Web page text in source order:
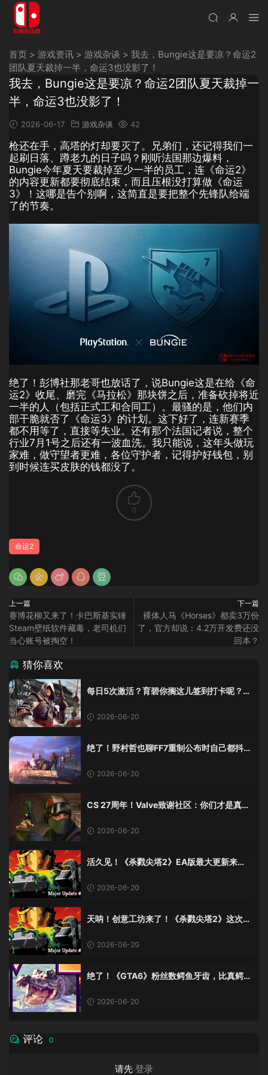
首页 > 游戏资讯 > 游戏杂谈 > 我去，Bungie这是要凉？命运2
团队夏天裁掉一半，命运3也没影了！
我去，Bungie这是要凉？命运2团队夏天裁掉一
半，命运3也没影了！
2026-06-17 游戏杂谈 42
枪还在手，高塔的灯却要灭了。兄弟们，还记得我们一
起刷日落、蹲老九的日子吗？刚听法国那边爆料，
Bungie今年夏天要裁掉至少一半的员工，连《命运2》
的内容更新都要彻底结束，而且压根没打算做《命运
3》！这哪是告个别啊，这简直是要把整个先锋队给端
了的节奏。
绝了！彭博社那老哥也放话了，说Bungie这是在给《命
运2》收尾、磨完《马拉松》那块饼之后，准备砍掉将近
一半的人（包括正式工和合同工）。最骚的是，他们内
部干脆就否了《命运3》的计划。这下好了，连新赛季
都不用等了，直接等失业。还有那个法国记者说，整个
行业7月1号之后还有一波血洗。我只能说，这年头做玩
家难，做守望者更难，各位守护者，记得护好钱包，别
到时候连买皮肤的钱都没了。
0
命运2
上一篇
赛博花柳又来了！卡巴斯基实锤
Steam壁纸软件藏毒，老司机们
当心账号被掏空！
下一篇
裸体人马《Horses》都卖3万份
了，官方却说：4.2万开发费还没
回本？
猜你喜欢
每日5次激活？育碧你搁这儿签到打卡呢？
2026-06-20
绝了！野村哲也聊FF7重制公布时自己都抖
2026-06-20
CS 27周年！Valve致谢社区：你们才是真传
2026-06-20
活久见！《杀戮尖塔2》EA版最大更新来
2026-06-20
天呐！创意工坊来了！《杀戮尖塔2》这次更
2026-06-20
绝了！《GTA6》粉丝数鳄鱼牙齿，比真鳄鱼
2026-06-20
评论 0
请先 登录